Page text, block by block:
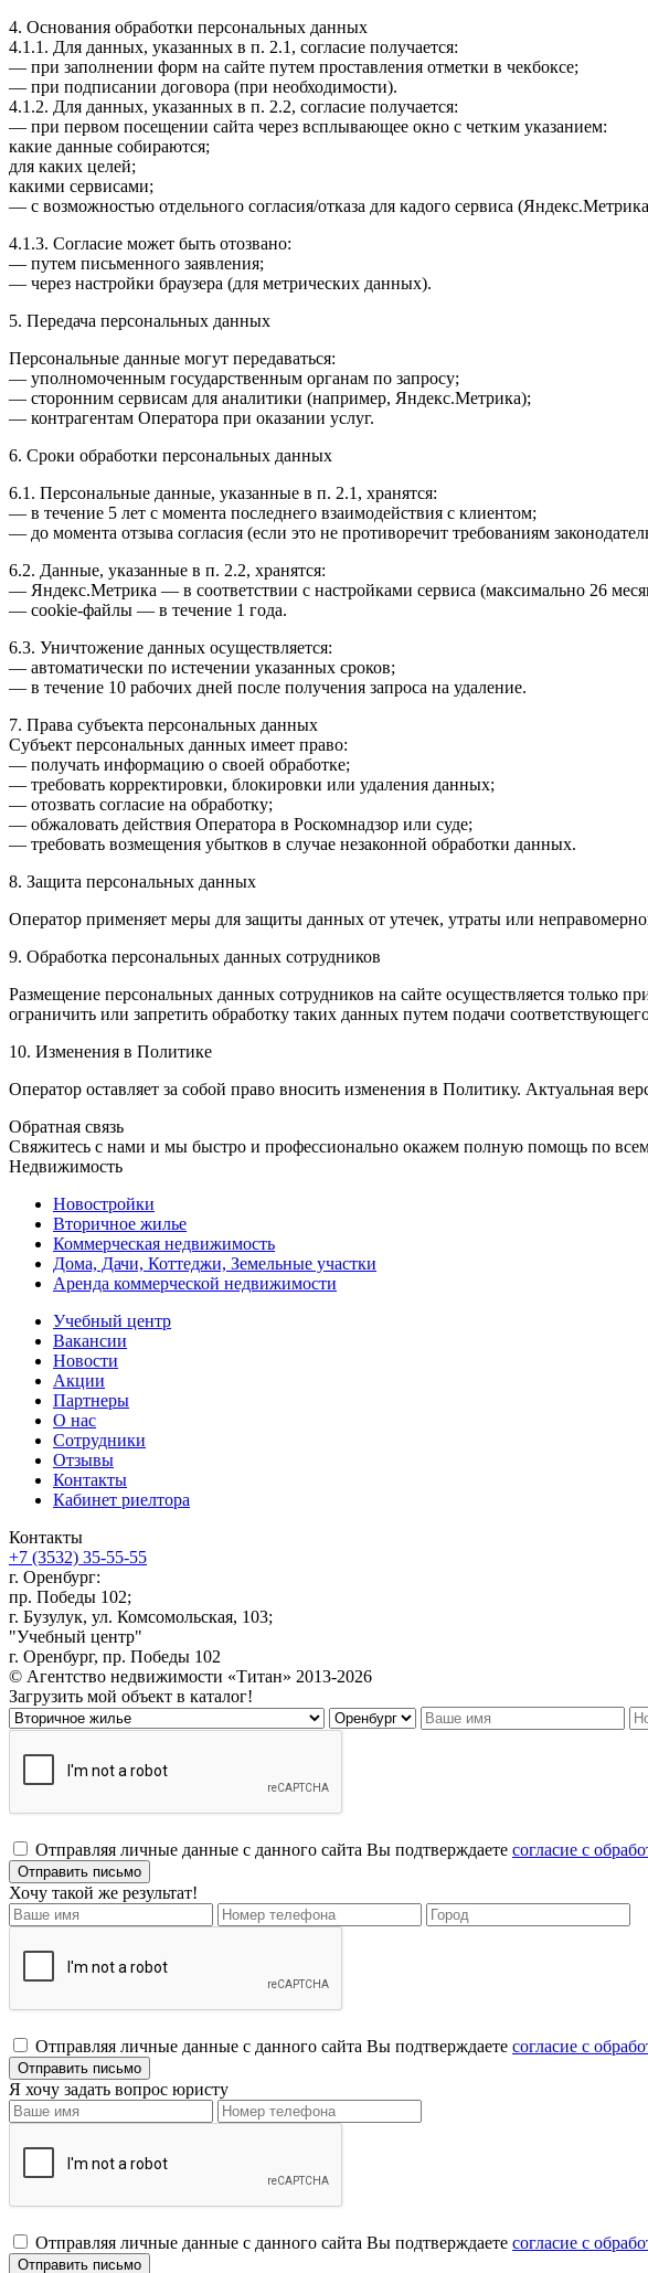
4. Основания обработки персональных данных
4.1.1. Для данных, указанных в п. 2.1, согласие получается:
— при заполнении форм на сайте путем проставления отметки в чекбоксе;
— при подписании договора (при необходимости).
4.1.2. Для данных, указанных в п. 2.2, согласие получается:
— при первом посещении сайта через всплывающее окно с четким указанием:
какие данные собираются;
для каких целей;
какими сервисами;
— с возможностью отдельного согласия/отказа для кадого сервиса
4.1.3. Согласие может быть отозвано:
— путем письменного заявления;
— через настройки браузера (для метрических данных).
5. Передача персональных данных
Персональные данные могут передаваться:
— уполномоченным государственным органам по запросу;
— сторонним сервисам для аналитики (например, Яндекс.Метрика);
— контрагентам Оператора при оказании услуг.
6. Сроки обработки персональных данных
6.1. Персональные данные, указанные в п. 2.1, хранятся:
— в течение 5 лет с момента последнего взаимодействия с клиентом;
— до момента отзыва согласия (если это не противоречит требованиям
6.2. Данные, указанные в п. 2.2, хранятся:
— Яндекс.Метрика — в соответствии с настройками сервиса (максимально 26
— cookie-файлы — в течение 1 года.
6.3. Уничтожение данных осуществляется:
— автоматически по истечении указанных сроков;
— в течение 10 рабочих дней после получения запроса на удаление.
7. Права субъекта персональных данных
Субъект персональных данных имеет право:
— получать информацию о своей обработке;
— требовать корректировки, блокировки или удаления данных;
— отозвать согласие на обработку;
— обжаловать действия Оператора в Роскомнадзор или суде;
— требовать возмещения убытков в случае незаконной обработки данных.
8. Защита персональных данных
Оператор применяет меры для защиты данных от утечек, утраты или
9. Обработка персональных данных сотрудников
Размещение персональных данных сотрудников на сайте осуществляется только
ограничить или запретить обработку таких данных путем подачи
10. Изменения в Политике
Оператор оставляет за собой право вносить изменения в Политику. Актуальная
Обратная связь
Свяжитесь с нами и мы быстро и профессионально окажем полную помощь по
Недвижимость
Новостройки
Вторичное жилье
Коммерческая недвижимость
Дома, Дачи, Коттеджи, Земельные участки
Аренда коммерческой недвижимости
Учебный центр
Вакансии
Новости
Акции
Партнеры
О нас
Сотрудники
Отзывы
Контакты
Кабинет риелтора
Контакты
+7 (3532) 35-55-55
г. Оренбург:
пр. Победы 102;
г. Бузулук, ул. Комсомольская, 103;
"Учебный центр"
г. Оренбург, пр. Победы 102
© Агентство недвижимости «Титан» 2013-2026
Загрузить мой объект в каталог!
Отправляя личные данные с данного сайта Вы подтверждаете согласие с
Хочу такой же результат!
Отправляя личные данные с данного сайта Вы подтверждаете согласие с
Я хочу задать вопрос юристу
Отправляя личные данные с данного сайта Вы подтверждаете согласие с